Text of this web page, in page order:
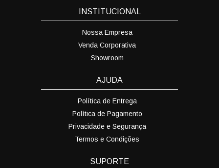
INSTITUCIONAL
Nossa Empresa
Venda Corporativa
Showroom
AJUDA
Política de Entrega
Política de Pagamento
Privacidade e Segurança
Termos e Condições
SUPORTE